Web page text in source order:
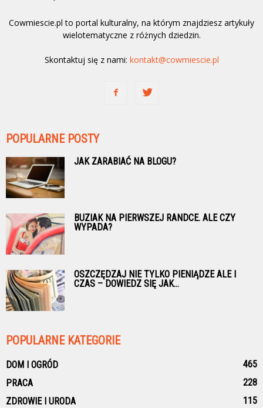
Cowmiescie.pl to portal kulturalny, na którym znajdziesz artykuły
wielotematyczne z różnych dziedzin.
Skontaktuj się z nami: kontakt@cowmiescie.pl
POPULARNE POSTY
JAK ZARABIAĆ NA BLOGU?
BUZIAK NA PIERWSZEJ RANDCE. ALE CZY
WYPADA?
OSZCZĘDZAJ NIE TYLKO PIENIĄDZE ALE I
CZAS – DOWIEDZ SIĘ JAK...
POPULARNE KATEGORIE
DOM I OGRÓD
465
PRACA
228
ZDROWIE I URODA
115